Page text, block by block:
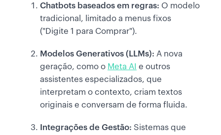
Chatbots baseados em regras: O modelo
tradicional, limitado a menus fixos
("Digite 1 para Comprar").
Modelos Generativos (LLMs): A nova
geração, como o Meta AI e outros
assistentes especializados, que
interpretam o contexto, criam textos
originais e conversam de forma fluida.
Integrações de Gestão: Sistemas que